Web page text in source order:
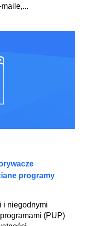
programy
i niegodnymi
(PUP)